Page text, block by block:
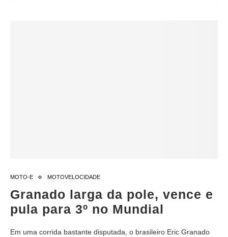
MOTO-E MOTOVELOCIDADE
Granado larga da pole, vence e
pula para 3º no Mundial
Em uma corrida bastante disputada, o brasileiro Eric Granado